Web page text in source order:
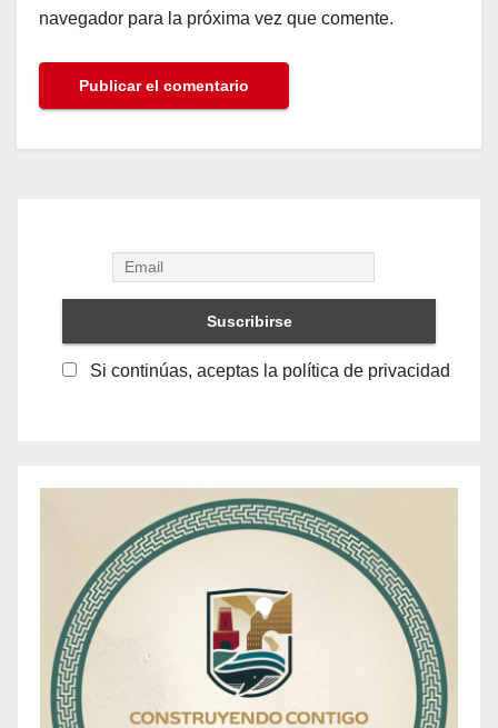
navegador para la próxima vez que comente.
Si continúas, aceptas la política de privacidad